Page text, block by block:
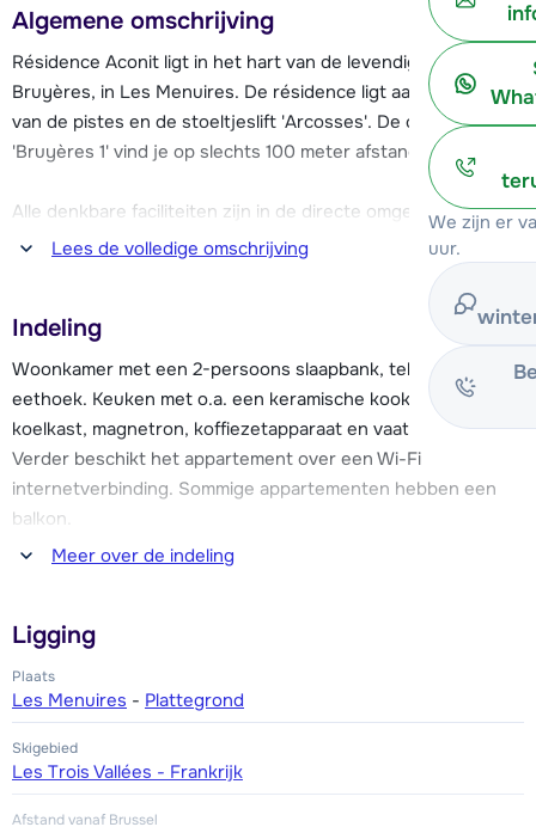
We zijn er
uur.
Algemene omschrijving
Résidence Aconit ligt in het hart van de levendige wijk
Bruyères, in Les Menuires. De résidence ligt aan de voet
van de pistes en de stoeltjeslift 'Arcosses'. De cabinelift
'Bruyères 1' vind je op slechts 100 meter afstand.
Alle denkbare faciliteiten zijn in de directe omgeving van
résidence Aconit te vinden; winkels, restaurants, bars, een
schaatsbaan, een overdekt zwembad, een bioscoop en de
skischool (met kinderopvang). Er is een parkeergarage
(tegen betaling) en verder zijn er openbare parkeerplaatsen
in de buurt van de accommodatie (gratis). De résidence
beschikt over een skiberging en er is Wi-Fi aanwezig bij de
receptie en in de appartementen.
Lees de volledige omschrijving
Indeling
Woonkamer met een 2-persoons slaapbank, televisie en
eethoek. Keuken met o.a. een keramische kookplaat,
koelkast, magnetron, koffiezetapparaat en vaatwasser.
Verder beschikt het appartement over een Wi-Fi
internetverbinding. Sommige appartementen hebben een
balkon.
Meer over de indeling
Ligging
Plaats
Les Menuires - Plattegrond
Skigebied
Les Trois Vallées - Frankrijk
Afstand vanaf Brussel